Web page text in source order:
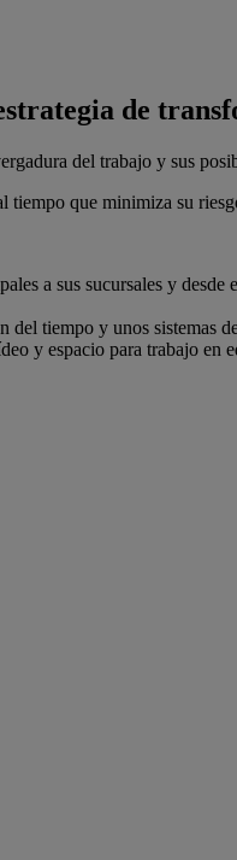
de
del trabajo y sus
tiempo que minimiza su
a sus sucursales y desde
tiempo y unos sistemas
y espacio para trabajo en